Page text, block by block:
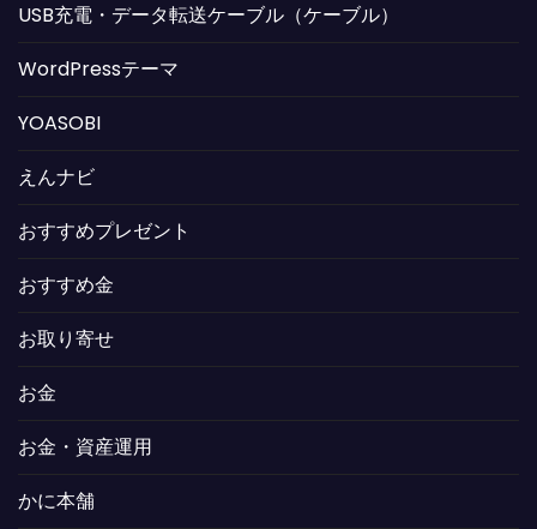
USB充電・データ転送ケーブル（ケーブル）
WordPressテーマ
YOASOBI
えんナビ
おすすめプレゼント
おすすめ金
お取り寄せ
お金
お金・資産運用
かに本舗